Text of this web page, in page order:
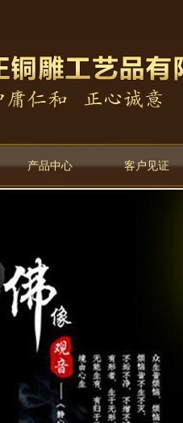
产品中心 客户见证